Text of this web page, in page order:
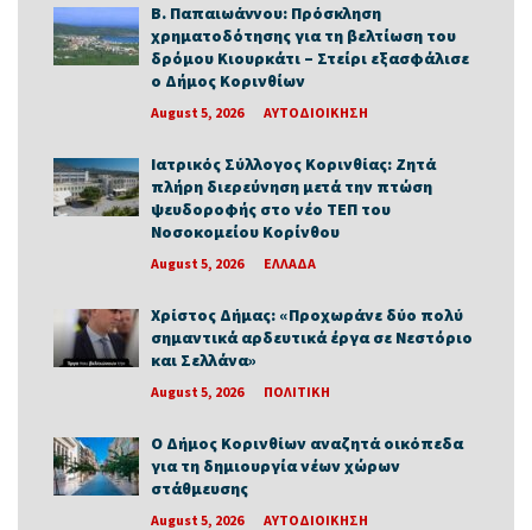
Β. Παπαιωάννου: Πρόσκληση
χρηματοδότησης για τη βελτίωση του
δρόμου Κιουρκάτι – Στείρι εξασφάλισε
ο Δήμος Κορινθίων
August 5, 2026 ΑΥΤΟΔΙΟΙΚΗΣΗ
Ιατρικός Σύλλογος Κορινθίας: Ζητά
πλήρη διερεύνηση μετά την πτώση
ψευδοροφής στο νέο ΤΕΠ του
Νοσοκομείου Κορίνθου
August 5, 2026 ΕΛΛΑΔΑ
Χρίστος Δήμας: «Προχωράνε δύο πολύ
σημαντικά αρδευτικά έργα σε Νεστόριο
και Σελλάνα»
August 5, 2026 ΠΟΛΙΤΙΚΗ
Ο Δήμος Κορινθίων αναζητά οικόπεδα
για τη δημιουργία νέων χώρων
στάθμευσης
August 5, 2026 ΑΥΤΟΔΙΟΙΚΗΣΗ